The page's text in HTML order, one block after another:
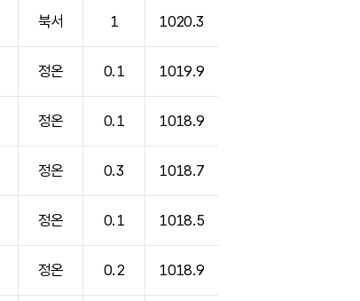
북서 1 1020.3
정온 0.1 1019.9
정온 0.1 1018.9
정온 0.3 1018.7
정온 0.1 1018.5
정온 0.2 1018.9